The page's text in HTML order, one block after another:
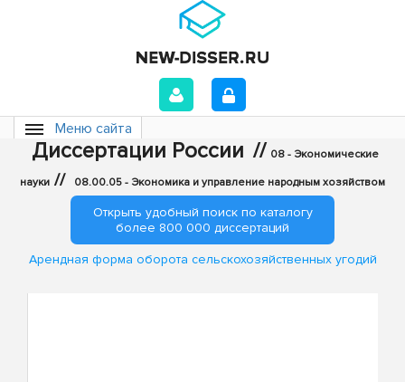
Меню сайта
Диссертации России // 08 - Экономические
науки // 08.00.05 - Экономика и управление народным хозяйством
Открыть удобный поиск по каталогу
более 800 000 диссертаций
Арендная форма оборота сельскохозяйственных угодий